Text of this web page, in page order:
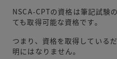
NSCA-CPTの資格は筆記試験
ても取得可能な資格です。
つまり、資格を取得している
明にはなりません。